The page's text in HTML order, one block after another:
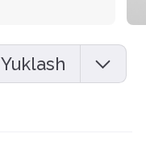
Yuklash